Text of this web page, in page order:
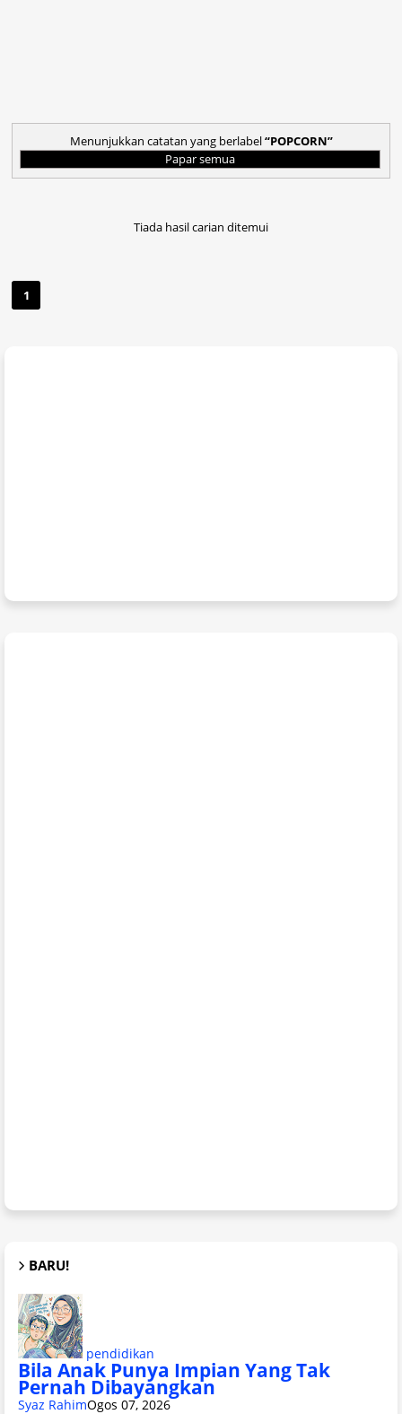
Menunjukkan catatan yang berlabel POPCORN
Papar semua
Tiada hasil carian ditemui
1
BARU!
pendidikan
Bila Anak Punya Impian Yang Tak
Pernah Dibayangkan
Syaz RahimOgos 07, 2026